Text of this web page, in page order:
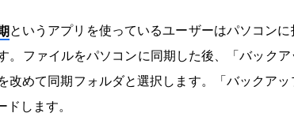
というアプリを使っているユーザーはパソコン
。ファイルをパソコンに同期した後、「バック
改めて同期フォルダと選択します。「バックア
します。